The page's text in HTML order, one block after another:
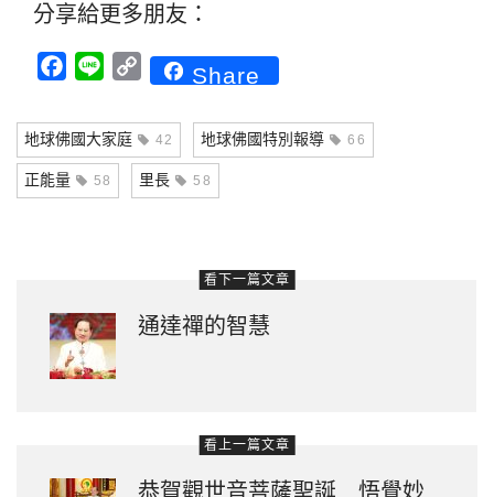
分享給更多朋友：
Facebook
Line CopyShare
地球佛國大家庭 42 地球佛國特別報導 66
正能量 58 里長 58
看下一篇文章
通達禪的智慧
看上一篇文章
恭賀觀世音菩薩聖誕 悟覺妙